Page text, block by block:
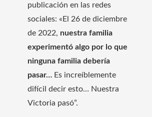
publicación en las redes
sociales: «El 26 de diciembre
de 2022, nuestra familia
experimentó algo por lo que
ninguna familia debería
pasar… Es increíblemente
difícil decir esto… Nuestra
Victoria pasó”.